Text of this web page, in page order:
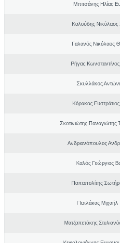
Μπιτσάνης Ηλίας
Καλούδης Νικόλαος
Γαλανός Νικόλαος
Ρήγας
Σκυλλάκος
Κόρακας
Σκοτινιώτης Παναγιώτης
Ανδριανόπουλος
Καλός Γεώργιος
Παπαπολίτης
Πατλάκας Μιχαήλ
Ματζαπετάκης